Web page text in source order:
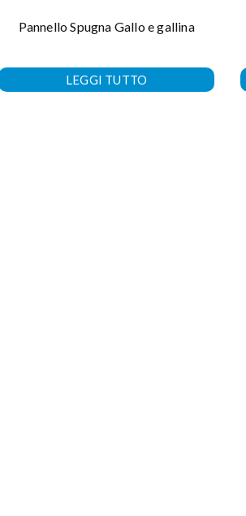
Pannello Spugna Gallo e gallina
LEGGI TUTTO